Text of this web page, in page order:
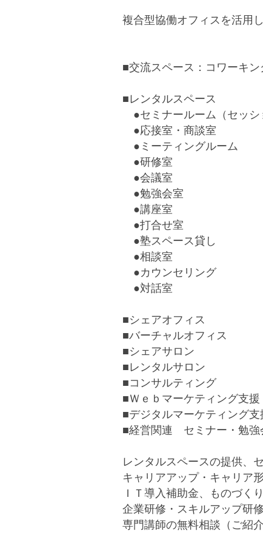
複合型協働オフィスを活用
■交流スペース：コワーキン
■レンタルスペース
●セミナールーム（セッシ
●応接室・商談室
●ミーティングルーム
●研修室
●会議室
●勉強会室
●講座室
●打合せ室
●塾スペース貸し
●相談室
●カウンセリング
●対話室
■シェアオフィス
■バーチャルオフィス
■シェアサロン
■レンタルサロン
■コンサルティング
■Ｗｅｂマーケティング支援
■デジタルマーケティング支
■経営関連 セミナー・勉強
レンタルスペースの提供、
キャリアアップ・キャリア
ＩＴ導入補助金、ものづく
企業研修・スキルアップ研
専門講師の無料相談（ご紹介